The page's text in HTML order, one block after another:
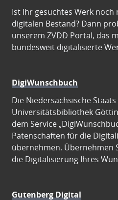
Ist Ihr gesuchtes Werk
digitalen Bestand? Dann
unserem ZVDD Portal, das
bundesweit digitalisierte
DigiWunschbuch
Die Niedersächsische
Universitätsbibliothek
dem Service
Patenschaften für die
übernehmen. Übernehmen
die Digitalisierung Ihres
Gutenberg Digital